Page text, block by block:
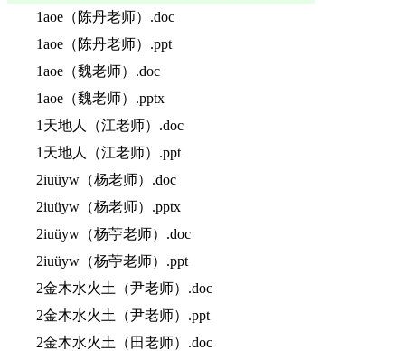
1aoe（陈丹老师）.doc
1aoe（陈丹老师）.ppt
1aoe（魏老师）.doc
1aoe（魏老师）.pptx
1天地人（江老师）.doc
1天地人（江老师）.ppt
2iuüyw（杨老师）.doc
2iuüyw（杨老师）.pptx
2iuüyw（杨苧老师）.doc
2iuüyw（杨苧老师）.ppt
2金木水火土（尹老师）.doc
2金木水火土（尹老师）.ppt
2金木水火土（田老师）.doc